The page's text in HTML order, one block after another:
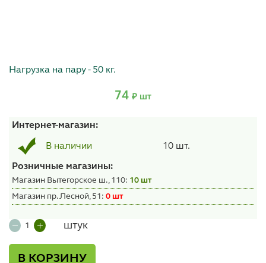
Нагрузка на пару - 50 кг.
74 ₽ шт
Интернет-магазин:
В наличии 10 шт.
Розничные магазины:
Магазин Вытегорское ш., 110: 10 шт
Магазин пр. Лесной, 51: 0 шт
штук
В КОРЗИНУ